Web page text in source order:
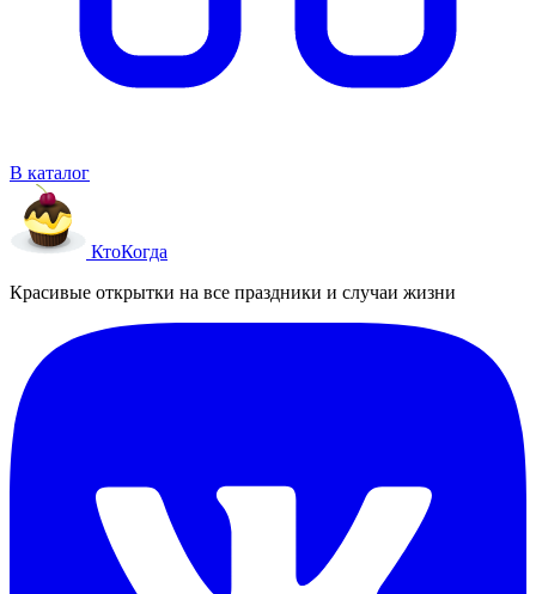
В каталог
КтоКогда
Красивые открытки на все праздники и случаи жизни